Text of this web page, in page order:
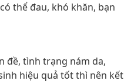
thể đau, khó khăn, bạn
đề, tình trạng nám da,
hiệu quả tốt thì nên kết